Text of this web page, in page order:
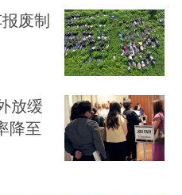
废制
放缓
降至